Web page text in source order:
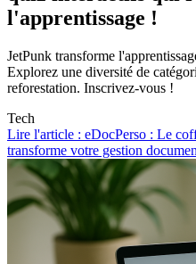
l'apprentissage !
JetPunk transforme
Explorez une diversité de
reforestation. Inscrivez-vous !
Tech
Lire l'article : eDocPerso : Le
transforme votre gestion